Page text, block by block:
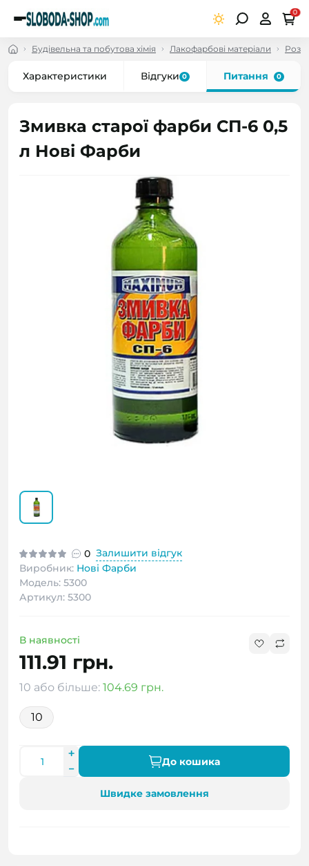
0
Будівельна та побутова хімія Лакофарбові матеріали
Характеристики Відгуки 0 Питання 0
Змивка старої фарби СП-6 0,5
л Нові Фарби
0 Залишити відгук
Виробник: Нові Фарби
Модель: 5300
Артикул: 5300
В наявності
111.91 грн.
10 або більше: 104.69 грн.
10
До кошика
Швидке замовлення